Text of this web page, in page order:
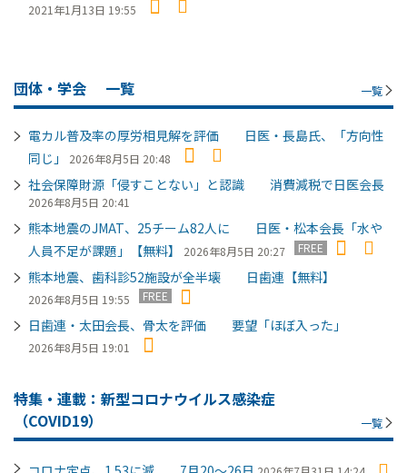
2021年1月13日 19:55
団体・学会 一覧 一覧
電カル普及率の厚労相見解を評価 日医・長島氏、「方向性
同じ」
2026年8月5日 20:48
社会保障財源「侵すことない」と認識 消費減税で日医会長
2026年8月5日 20:41
熊本地震のJMAT、25チーム82人に 日医・松本会長「水や
人員不足が課題」【無料】
2026年8月5日 20:27 FREE
熊本地震、歯科診52施設が全半壊 日歯連【無料】
2026年8月5日 19:55 FREE
日歯連・太田会長、骨太を評価 要望「ほぼ入った」
2026年8月5日 19:01
特集・連載：新型コロナウイルス感染症
（COVID19）
一覧